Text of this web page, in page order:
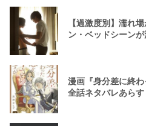
【過激度別】濡れ
ン・ベッドシーン
漫画『身分差に終わ
全話ネタバレあら